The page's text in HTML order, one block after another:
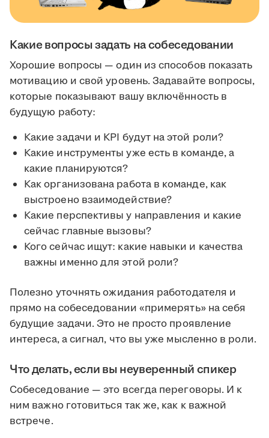
Какие вопросы задать на собеседовании
Хорошие вопросы — один из способов показать
мотивацию и свой уровень. Задавайте вопросы,
которые показывают вашу включённость в
будущую работу:
Какие задачи и KPI будут на этой роли?
Какие инструменты уже есть в команде, а
какие планируются?
Как организована работа в команде, как
выстроено взаимодействие?
Какие перспективы у направления и какие
сейчас главные вызовы?
Кого сейчас ищут: какие навыки и качества
важны именно для этой роли?
Полезно уточнять ожидания работодателя и
прямо на собеседовании «примерять» на себя
будущие задачи. Это не просто проявление
интереса, а сигнал, что вы уже мысленно в роли.
Что делать, если вы неуверенный спикер
Собеседование — это всегда переговоры. И к
ним важно готовиться так же, как к важной
встрече.